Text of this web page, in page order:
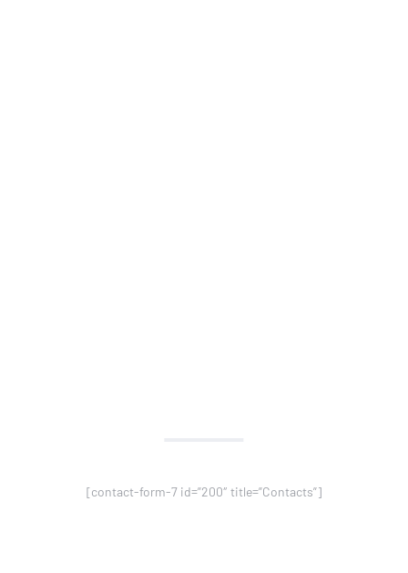
[contact-form-7 id=”200″ title=”Contacts”]